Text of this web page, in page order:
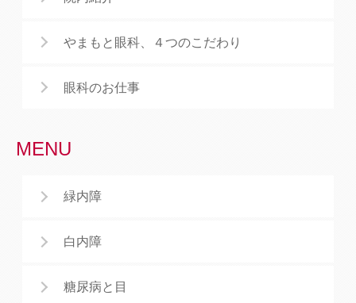
やまもと眼科、４つのこだわり
眼科のお仕事
MENU
緑内障
白内障
糖尿病と目